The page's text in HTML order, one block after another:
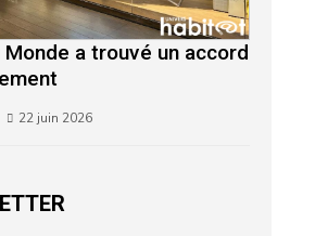
a trouvé un accord
22 juin 2026